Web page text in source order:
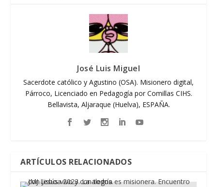
José Luis Miguel
Sacerdote católico y Agustino (OSA). Misionero digital,
Párroco, Licenciado en Pedagogía por Comillas CIHS.
Bellavista, Aljaraque (Huelva), ESPAÑA.
ARTÍCULOS RELACIONADOS